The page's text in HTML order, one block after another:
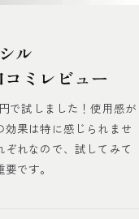
ル
ミレビュー
で試しました！使用感が
果は特に感じられませ
れなので、試してみて
です。